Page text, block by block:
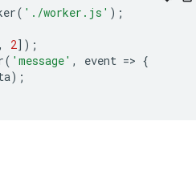
( './worker.js' );
, 2]);
( 'message' , event => {
);